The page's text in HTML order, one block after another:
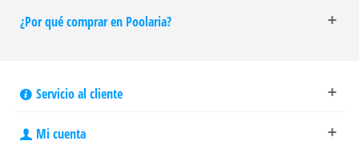
¿Por qué comprar en Poolaria?
Servicio al cliente
Mi cuenta